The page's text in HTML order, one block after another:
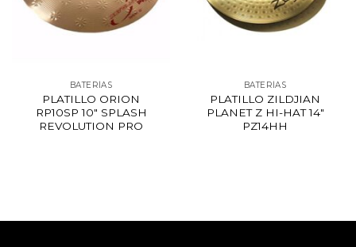
BATERÍAS
PLATILLO ORION
RP10SP 10″ SPLASH
REVOLUTION PRO
BATERÍAS
PLATILLO ZILDJIAN
PLANET Z HI-HAT 14″
PZ14HH